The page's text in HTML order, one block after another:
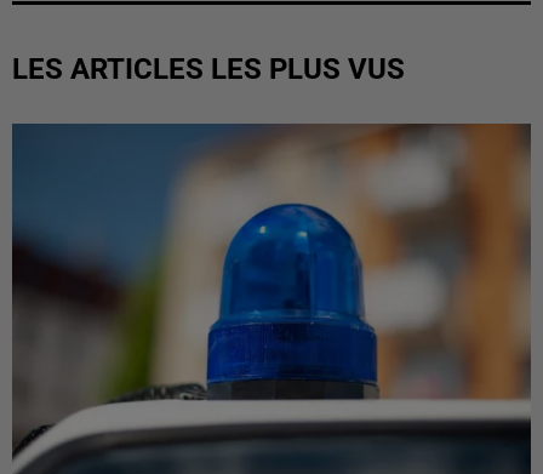
LES ARTICLES LES PLUS VUS